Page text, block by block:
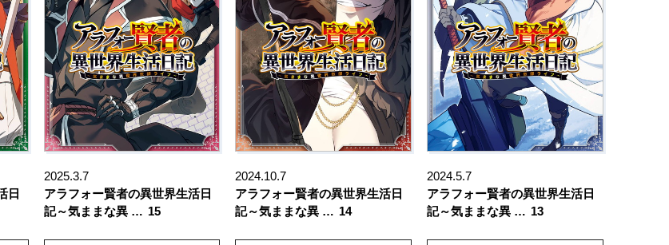
日
2025.3.7
アラフォー賢者の異世界生活日
記～気ままな異 … 15
2024.10.7
アラフォー賢者の異世界生活日
記～気ままな異 … 14
2024.5.7
アラフォー賢者の異世界生活日
記～気ままな異 … 13